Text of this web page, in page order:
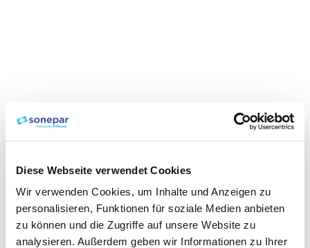
Diese Webseite verwendet Cookies
Wir verwenden Cookies, um Inhalte und Anzeigen zu
personalisieren, Funktionen für soziale Medien anbieten
zu können und die Zugriffe auf unsere Website zu
analysieren. Außerdem geben wir Informationen zu Ihrer